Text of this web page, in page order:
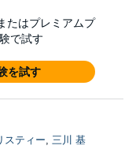
たはプレミアムプ
で試す
を試す
スティー, 三川 基